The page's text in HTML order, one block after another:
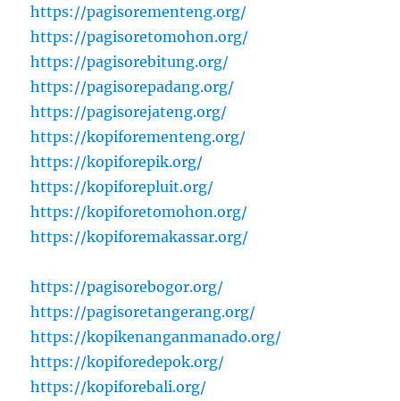
https://pagisorementeng.org/
https://pagisoretomohon.org/
https://pagisorebitung.org/
https://pagisorepadang.org/
https://pagisorejateng.org/
https://kopiforementeng.org/
https://kopiforepik.org/
https://kopiforepluit.org/
https://kopiforetomohon.org/
https://kopiforemakassar.org/
https://pagisorebogor.org/
https://pagisoretangerang.org/
https://kopikenanganmanado.org/
https://kopiforedepok.org/
https://kopiforebali.org/